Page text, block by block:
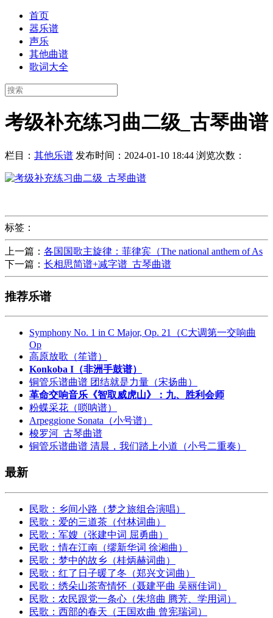
首页
器乐谱
声乐
其他曲谱
歌词大全
考级补充练习曲二级_古琴曲谱
栏目： 其他乐谱 发布时间：2024-01-10 18:44 浏览次数：
标签：
上一篇： 各国国歌主旋律：菲律宾（The national anthem of As
下一篇： 长相思简谱+减字谱_古琴曲谱
推荐乐谱
Symphony No. 1 in C Major, Op. 21（C大调第一交响曲
Op
高原放歌（笙谱）
Konkoba I（非洲手鼓谱）
铜管乐谱曲谱 团结就是力量（宋扬曲）
革命交响音乐《智取威虎山》：九、胜利会师
粉蝶采花（唢呐谱）
Arpeggione Sonata（小号谱）
梭罗河_古琴曲谱
铜管乐谱曲谱 清晨，我们踏上小道（小号二重奏）
最新
民歌：乡间小路（梦之旅组合演唱）
民歌：爱的三道茶（付林词曲）
民歌：军嫂（张建中词 屈勇曲）
民歌：情在江南（缪新华词 徐湘曲）
民歌：梦中的故乡（桂炳赫词曲）
民歌：红了日子暖了冬（郑兴文词曲）
民歌：绣朵山茶寄情怀（聂建平曲 吴丽佳词）
民歌：农民跟党一条心（朱培曲 腾芳、学用词）
民歌：西部的春天（王国欢曲 曾宪瑞词）